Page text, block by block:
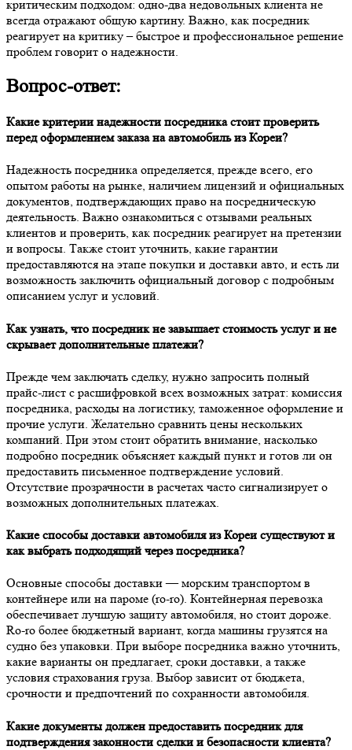
критическим подходом: одно-два недовольных клиента не
всегда отражают общую картину. Важно, как посредник
реагирует на критику – быстрое и профессиональное решение
проблем говорит о надежности.
Вопрос-ответ:
Какие критерии надежности посредника стоит проверить
перед оформлением заказа на автомобиль из Кореи?
Надежность посредника определяется, прежде всего, его
опытом работы на рынке, наличием лицензий и официальных
документов, подтверждающих право на посредническую
деятельность. Важно ознакомиться с отзывами реальных
клиентов и проверить, как посредник реагирует на претензии
и вопросы. Также стоит уточнить, какие гарантии
предоставляются на этапе покупки и доставки авто, и есть ли
возможность заключить официальный договор с подробным
описанием услуг и условий.
Как узнать, что посредник не завышает стоимость услуг и не
скрывает дополнительные платежи?
Прежде чем заключать сделку, нужно запросить полный
прайс-лист с расшифровкой всех возможных затрат: комиссия
посредника, расходы на логистику, таможенное оформление и
прочие услуги. Желательно сравнить цены нескольких
компаний. При этом стоит обратить внимание, насколько
подробно посредник объясняет каждый пункт и готов ли он
предоставить письменное подтверждение условий.
Отсутствие прозрачности в расчетах часто сигнализирует о
возможных дополнительных платежах.
Какие способы доставки автомобиля из Кореи существуют и
как выбрать подходящий через посредника?
Основные способы доставки — морским транспортом в
контейнере или на пароме (ro-ro). Контейнерная перевозка
обеспечивает лучшую защиту автомобиля, но стоит дороже.
Ro-ro более бюджетный вариант, когда машины грузятся на
судно без упаковки. При выборе посредника важно уточнить,
какие варианты он предлагает, сроки доставки, а также
условия страхования груза. Выбор зависит от бюджета,
срочности и предпочтений по сохранности автомобиля.
Какие документы должен предоставить посредник для
подтверждения законности сделки и безопасности клиента?